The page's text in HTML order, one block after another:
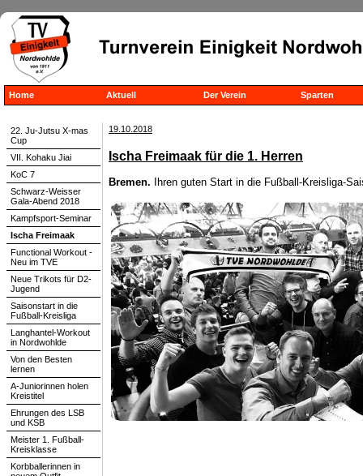
Home Aktuell Der Verein Sparten
19.10.2018
Ischa Freimaak für die 1. Herren
Bremen. Ihren guten Start in die Fußball-Kreisliga-
22. Ju-Jutsu X-mas
Cup
VII. Kohaku Jiai
KoC 7
Schwarz-Weisser
Gala-Abend 2018
Kampfsport-Seminar
Ischa Freimaak
Functional Workout -
Neu im TVE
Neue Trikots für D2-
Jugend
Saisonstart in die
Fußball-Kreisliga
Langhantel-Workout
in Nordwohlde
Von den Besten
lernen
A-Juniorinnen holen
Kreistitel
Ehrungen des LSB
und KSB
Meister 1. Fußball-
Kreisklasse
Korbballerinnen in